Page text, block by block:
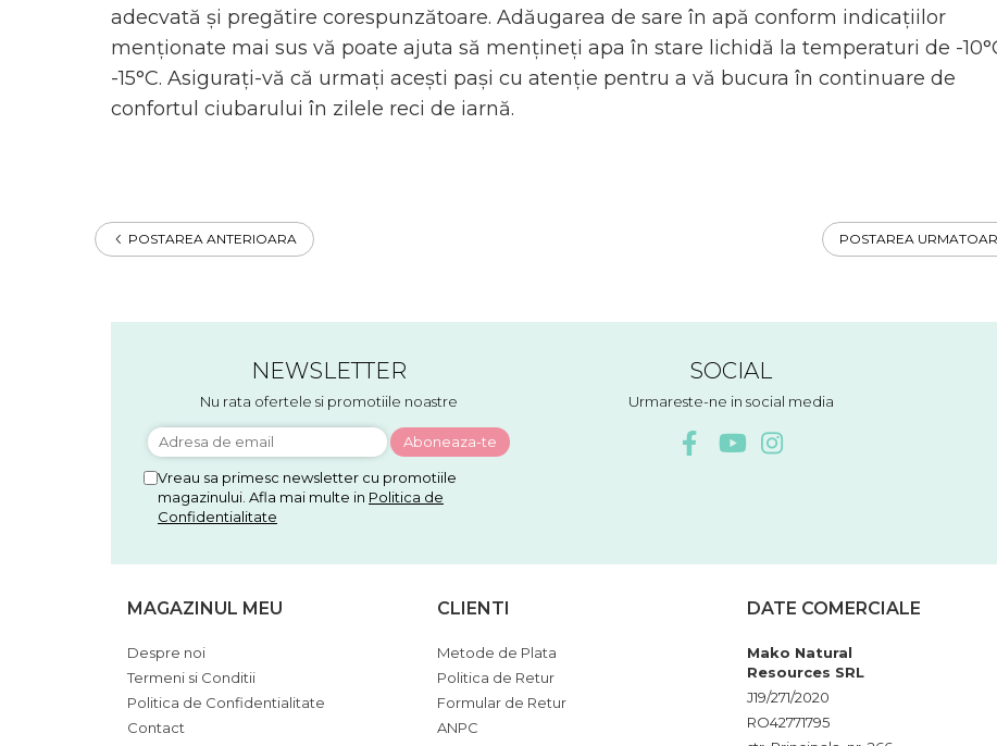
adecvată și pregătire corespunzătoare. Adăugarea de sare în apă conform indicațiilor
menționate mai sus vă poate ajuta să mențineți apa în stare lichidă la temperaturi de -
-15°C. Asigurați-vă că urmați acești pași cu atenție pentru a vă bucura în continuare de
confortul ciubarului în zilele reci de iarnă.
POSTAREA
POSTAREA ANTERIOARA
NEWSLETTER
Nu rata ofertele si promotiile noastre
Vreau sa primesc newsletter cu promotiile
magazinului. Afla mai multe in Politica de
Confidentialitate
SOCIAL
Urmareste-ne in social media
MAGAZINUL MEU
Despre noi
Termeni si Conditii
Politica de Confidentialitate
Contact
CLIENTI
Metode de Plata
Politica de Retur
Formular de Retur
ANPC
DATE COMERCIALE
Mako Natural
Resources SRL
J19/271/2020
RO42771795